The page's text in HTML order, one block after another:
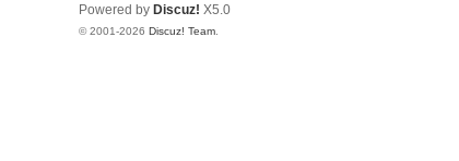
Powered by Discuz! X5.0
© 2001-2026 Discuz! Team